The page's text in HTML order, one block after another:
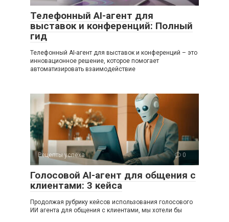
Телефонный AI-агент для
выставок и конференций: Полный
гид
Телефонный AI-агент для выставок и конференций – это
инновационное решение, которое помогает
автоматизировать взаимодействие
Рецепты успеха 0
Голосовой AI-агент для общения с
клиентами: 3 кейса
Продолжая рубрику кейсов использования голосового
ИИ агента для общения с клиентами, мы хотели бы